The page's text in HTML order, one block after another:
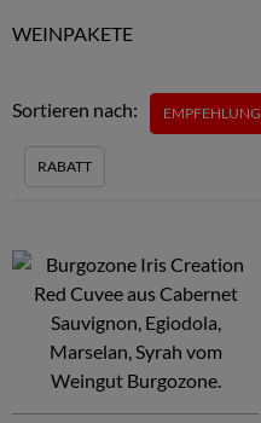
Tamianka
Vermentino
weitere Weine
WEINPAKETE
Weißweinpakete
Rebsortenpakete
Weinanbauregionen
Weinerzeuger
Sortieren nach: EMPFEHLUNG
RABATT